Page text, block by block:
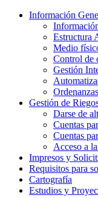
Información
Estructura
Medio
Control de
Gestión
Gestión de
Darse de
Cuentas
Cuentas
Acceso a
Impresos y
Requisitos para
Cartografía
Estudios y